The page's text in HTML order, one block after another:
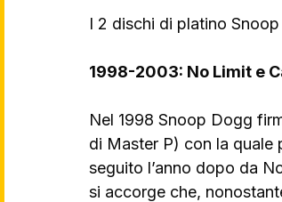
I 2 dischi di platino
1998-2003: No Limit e
Nel 1998 Snoop Dogg
di Master P) con la quale
seguito l’anno dopo da
si accorge che,